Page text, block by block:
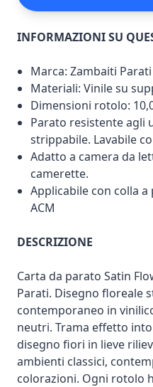
INFORMAZIONI SU
Marca: Zambaiti Parati
Materiali: Vinile su
Dimensioni rotolo:
Parato resistente agli
strippabile. Lavabile
Adatto a camera da
camerette.
Applicabile con colla a
ACM
DESCRIZIONE
Carta da parato Satin
Parati. Disegno floreale
contemporaneo in
neutri. Trama effetto
disegno fiori in lieve
ambienti classici,
colorazioni. Ogni rotolo